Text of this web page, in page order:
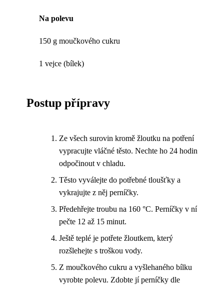
Na polevu
150 g moučkového cukru
1 vejce (bílek)
Postup přípravy
Ze všech surovin kromě žloutku na potření
vypracujte vláčné těsto. Nechte ho 24 hodin
odpočinout v chladu.
Těsto vyválejte do potřebné tloušťky a
vykrajujte z něj perníčky.
Předehřejte troubu na 160 °C. Perníčky v ní
pečte 12 až 15 minut.
Ještě teplé je potřete žloutkem, který
rozšlehejte s troškou vody.
Z moučkového cukru a vyšlehaného bílku
vyrobte polevu. Zdobte jí perníčky dle